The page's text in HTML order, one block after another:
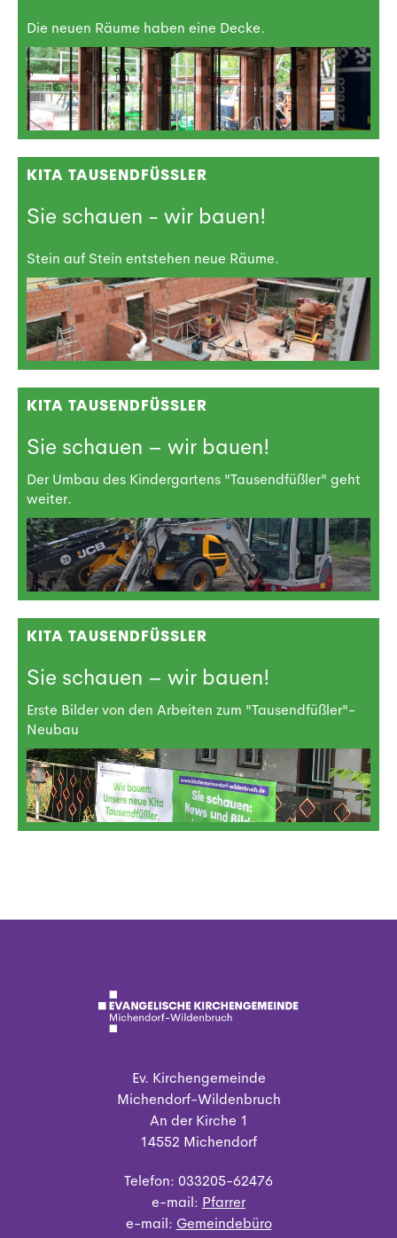
Die neuen Räume haben eine Decke.
KITA TAUSENDFÜSSLER
Sie schauen - wir bauen!
Stein auf Stein entstehen neue Räume.
KITA TAUSENDFÜSSLER
Sie schauen – wir bauen!
Der Umbau des Kindergartens "Tausendfüßler" geht
weiter.
KITA TAUSENDFÜSSLER
Sie schauen – wir bauen!
Erste Bilder von den Arbeiten zum "Tausendfüßler"-
Neubau
Ev. Kirchengemeinde
Michendorf-Wildenbruch
An der Kirche 1
14552 Michendorf
Telefon: 033205-62476
e-mail: Pfarrer
e-mail: Gemeindebüro